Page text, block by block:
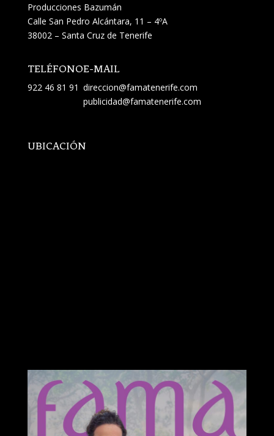
Producciones Bazumán
Calle San Pedro Alcántara, 11 – 4ºA
38002 – Santa Cruz de Tenerife
TELÉFONO
922 46 81 91
E-MAIL
direccion@famatenerife.com
publicidad@famatenerife.com
UBICACIÓN